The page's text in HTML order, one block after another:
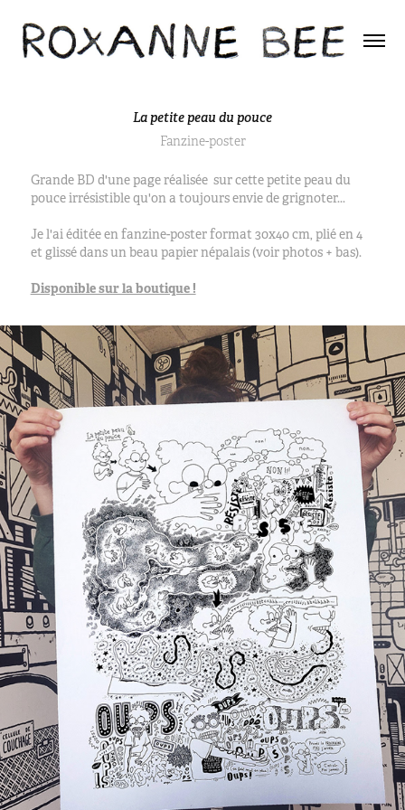
La petite peau du pouce
Fanzine-poster
Grande BD d'une page réalisée sur cette petite peau du
pouce irrésistible qu'on a toujours envie de grignoter...
Je l'ai éditée en fanzine-poster format 30x40 cm, plié en 4
et glissé dans un beau papier népalais (voir photos + bas).
Disponible sur la boutique !